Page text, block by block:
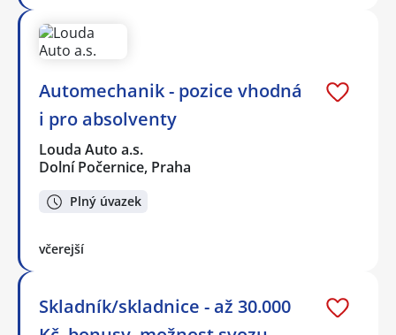
Automechanik - pozice vhodná
i pro absolventy
Louda Auto a.s.
Dolní Počernice, Praha
Plný úvazek
včerejší
Skladník/skladnice - až 30.000